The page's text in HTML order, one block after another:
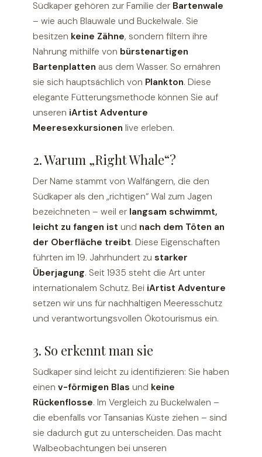
Südkaper gehören zur Familie der Bartenwale
– wie auch Blauwale und Buckelwale. Sie
besitzen keine Zähne, sondern filtern ihre
Nahrung mithilfe von bürstenartigen
Bartenplatten aus dem Wasser. So ernähren
sie sich hauptsächlich von Plankton. Diese
elegante Fütterungsmethode können Sie auf
unseren iArtist Adventure
Meeresexkursionen live erleben.
2. Warum „Right Whale“?
Der Name stammt von Walfängern, die den
Südkaper als den „richtigen“ Wal zum Jagen
bezeichneten – weil er langsam schwimmt,
leicht zu fangen ist und nach dem Töten an
der Oberfläche treibt. Diese Eigenschaften
führten im 19. Jahrhundert zu starker
Überjagung. Seit 1935 steht die Art unter
internationalem Schutz. Bei iArtist Adventure
setzen wir uns für nachhaltigen Meeresschutz
und verantwortungsvollen Ökotourismus ein.
3. So erkennt man sie
Südkaper sind leicht zu identifizieren: Sie haben
einen v-förmigen Blas und keine
Rückenflosse. Im Vergleich zu Buckelwalen –
die ebenfalls vor Tansanias Küste ziehen – sind
sie dadurch gut zu unterscheiden. Das macht
Walbeobachtungen bei unseren